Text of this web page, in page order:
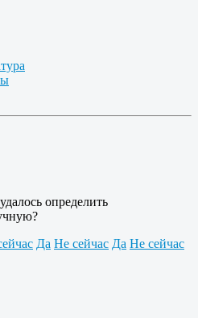
определить
Да Не сейчас Да Не сейчас